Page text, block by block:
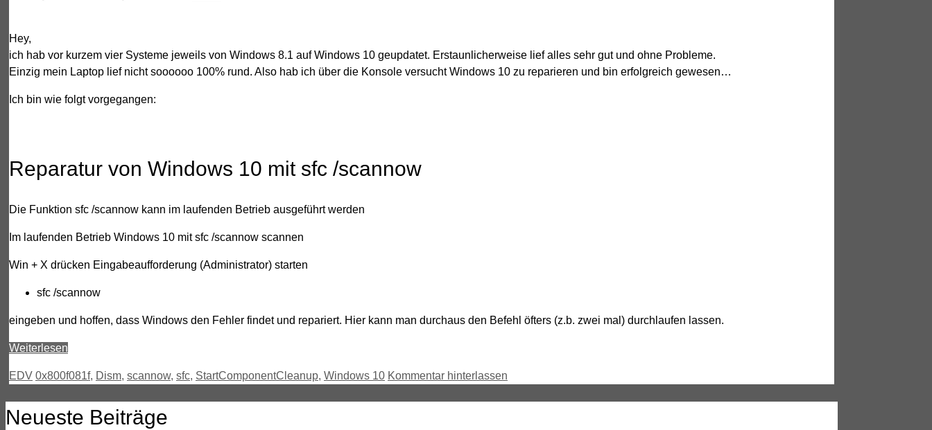
Hey,
ich hab vor kurzem vier Systeme jeweils von Windows 8.1 auf Windows 10 geupdatet. Erstaunlicherweise lief alles sehr gut und ohne Probleme.
Einzig mein Laptop lief nicht soooooo 100% rund. Also hab ich über die Konsole versucht Windows 10 zu reparieren und bin erfolgreich gewesen…
Ich bin wie folgt vorgegangen:
Reparatur von Windows 10 mit sfc /scannow
Die Funktion sfc /scannow kann im laufenden Betrieb ausgeführt werden
Im laufenden Betrieb Windows 10 mit sfc /scannow scannen
Win + X drücken Eingabeaufforderung (Administrator) starten
sfc /scannow
eingeben und hoffen, dass Windows den Fehler findet und repariert. Hier kann man durchaus den Befehl öfters (z.b. zwei mal) durchlaufen lassen.
Weiterlesen
Kategorien
EDV Schlagwörter
0x800f081f, Dism, scannow, sfc, StartComponentCleanup, Windows 10 Kommentar hinterlassen
Neueste Beiträge